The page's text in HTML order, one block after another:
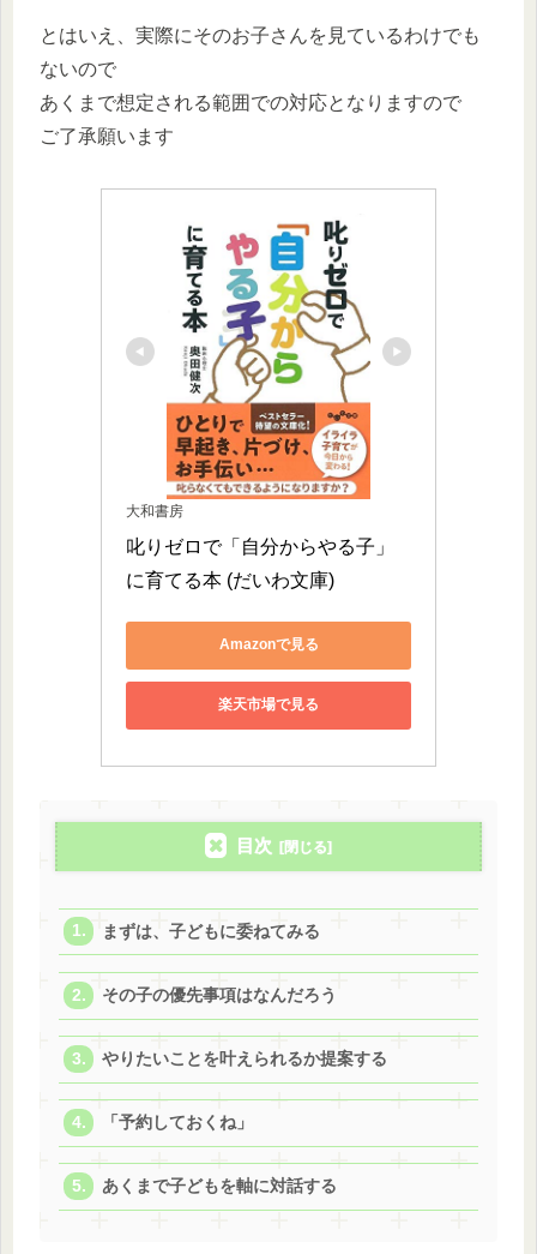
とはいえ、実際にそのお子さんを見ているわけでも
ないので
あくまで想定される範囲での対応となりますので
ご了承願います
大和書房
叱りゼロで「自分からやる子」
に育てる本 (だいわ文庫)
Amazonで見る
楽天市場で見る
目次
まずは、子どもに委ねてみる
その子の優先事項はなんだろう
やりたいことを叶えられるか提案する
「予約しておくね」
あくまで子どもを軸に対話する